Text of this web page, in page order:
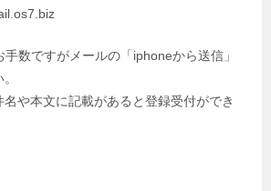
数ですがメールの「iphoneから送信」
や本文に記載があると登録受付ができ